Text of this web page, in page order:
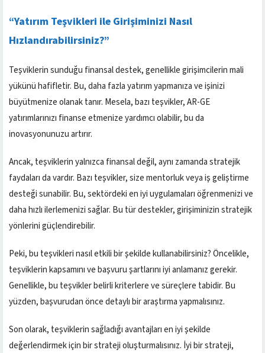
“Yatırım Teşvikleri ile Girişiminizi Nasıl
Hızlandırabilirsiniz?”
Teşviklerin sunduğu finansal destek, genellikle girişimcilerin mali
yükünü hafifletir. Bu, daha fazla yatırım yapmanıza ve işinizi
büyütmenize olanak tanır. Mesela, bazı teşvikler, AR-GE
yatırımlarınızı finanse etmenize yardımcı olabilir, bu da
inovasyonunuzu artırır.
Ancak, teşviklerin yalnızca finansal değil, aynı zamanda stratejik
faydaları da vardır. Bazı teşvikler, size mentorluk veya iş geliştirme
desteği sunabilir. Bu, sektördeki en iyi uygulamaları öğrenmenizi ve
daha hızlı ilerlemenizi sağlar. Bu tür destekler, girişiminizin stratejik
yönlerini güçlendirebilir.
Peki, bu teşvikleri nasıl etkili bir şekilde kullanabilirsiniz? Öncelikle,
teşviklerin kapsamını ve başvuru şartlarını iyi anlamanız gerekir.
Genellikle, bu teşvikler belirli kriterlere ve süreçlere tabidir. Bu
yüzden, başvurudan önce detaylı bir araştırma yapmalısınız.
Son olarak, teşviklerin sağladığı avantajları en iyi şekilde
değerlendirmek için bir strateji oluşturmalısınız. İyi bir strateji,